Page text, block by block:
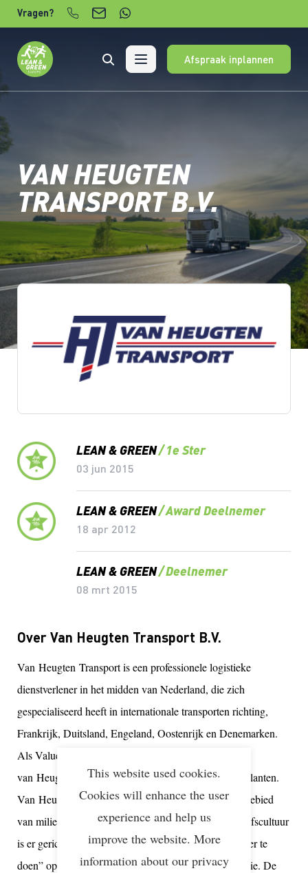
Verder naar content
Vragen?
Afspraak inplannen
VAN HEUGTEN
TRANSPORT B.V.
Lean & Green Milestones
LEAN & GREEN 1e Ster
03 jun 2015
LEAN & GREEN Award Deelnemer
18 apr 2012
LEAN & GREEN Deelnemer
08 mrt 2015
Over Van Heugten Transport B.V.
Van Heugten Transport is een professionele logistieke
dienstverlener in het midden van Nederland, die zich
gespecialiseerd heeft in internationale transporten richting,
Frankrijk, Duitsland, Engeland, Oostenrijk en Denemarken.
Als Value
van Heugten warehousingactiviteiten aan voor zijn klanten.
Van Heugten
staat voor een duurzaam beleid op het gebied
van milieu, mensen, service en resultaten. Onze bedrijfscultuur
is er gericht op om “het samen elke dag een stapje beter te
doen” op weg naar een sociale en duurzame organisatie. De
This website used cookies.
Cookies will enhance the user
experience and help us
improve the website. More
information about our privacy